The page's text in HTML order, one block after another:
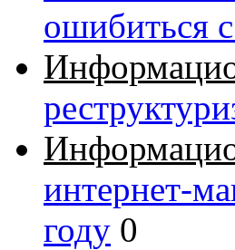
ошибиться
интернет-
году 0